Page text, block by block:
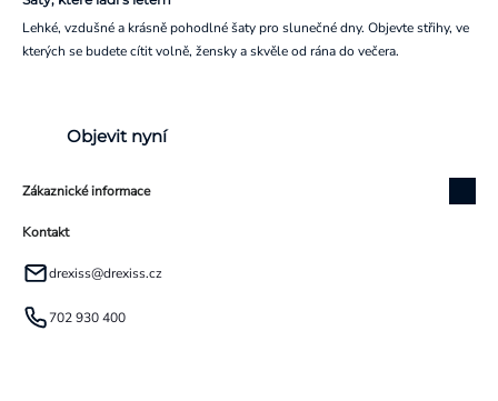
Lehké, vzdušné a krásně pohodlné šaty pro slunečné dny. Objevte střihy, ve
kterých se budete cítit volně, žensky a skvěle od rána do večera.
Objevit nyní
Zákaznické informace
Kontakt
drexiss@drexiss.cz
702 930 400